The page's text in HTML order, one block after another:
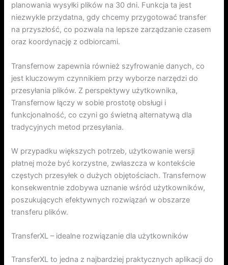
planowania wysyłki plików na 30 dni. Funkcja ta jest
niezwykle przydatna, gdy chcemy przygotować transfer
na przyszłość, co pozwala na lepsze zarządzanie czasem
oraz koordynację z odbiorcami.
Transfernow zapewnia również szyfrowanie danych, co
jest kluczowym czynnikiem przy wyborze narzędzi do
przesyłania plików. Z perspektywy użytkownika,
Transfernow łączy w sobie prostotę obsługi i
funkcjonalność, co czyni go świetną alternatywą dla
tradycyjnych metod przesyłania.
W przypadku większych potrzeb, użytkowanie wersji
płatnej może być korzystne, zwłaszcza w kontekście
częstych przesyłek o dużych objętościach. Transfernow
konsekwentnie zdobywa uznanie wśród użytkowników,
poszukujących efektywnych rozwiązań w obszarze
transferu plików.
TransferXL – idealne rozwiązanie dla użytkowników
TransferXL to jedna z najbardziej praktycznych aplikacji do